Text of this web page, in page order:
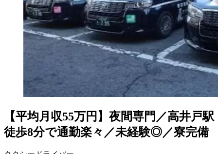
【平均月収55万円】夜間専門／高井戸駅
徒歩8分で通勤楽々／未経験◎／寮完備